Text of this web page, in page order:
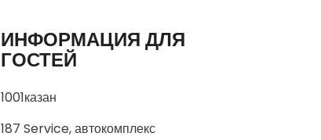
ИНФОРМАЦИЯ ДЛЯ
ГОСТЕЙ
1001казан
187 Service, автокомплекс